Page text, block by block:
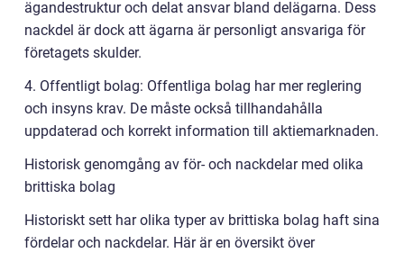
ägandestruktur och delat ansvar bland delägarna. Dess
nackdel är dock att ägarna är personligt ansvariga för
företagets skulder.
4. Offentligt bolag: Offentliga bolag har mer reglering
och insyns krav. De måste också tillhandahålla
uppdaterad och korrekt information till aktiemarknaden.
Historisk genomgång av för- och nackdelar med olika
brittiska bolag
Historiskt sett har olika typer av brittiska bolag haft sina
fördelar och nackdelar. Här är en översikt över